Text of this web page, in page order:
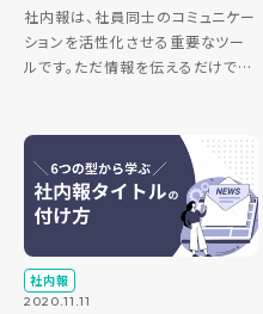
社内報は、社員同士のコミュニケー
ションを活性化させる重要なツー
ルです。ただ情報を伝えるだけでは
おしゃれな社内報を作成するため
の5つのポイントをご紹介します
[…]
社内報
2020.11.11